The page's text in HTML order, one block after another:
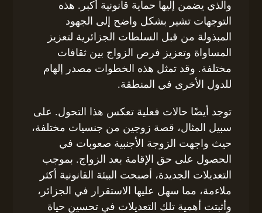
والذي يضمن إليها حماية قانونية أكبر. هذه
التوجهات تشير بشكل واضح إلى الجهود
المبذولة من قبل السلطات الجزائرية لتعزيز
المساواة وتعزيز فرص الزواج بين ثقافات
مختلفة. وقد تمثل هذه الخطوات مصدر إلهام
للدول الأخرى في المنطقة.
توجد أيضًا حالات فعلية تعكس هذا التحول. على
سبيل المثال، قصة زوجين من جنسيات مختلفة،
حيث واجهت الزوجة الأجنبية صعوبات في
الحصول على حق الإقامة بعد الزواج. بموجب
التعديلات الجديدة، أصبحت البيئة القانونية أكثر
ملاءمة، مما سهل عليها الاستقرار في الجزائر،
وأثبتت أهمية تلك التعديلات في تحسين حياة